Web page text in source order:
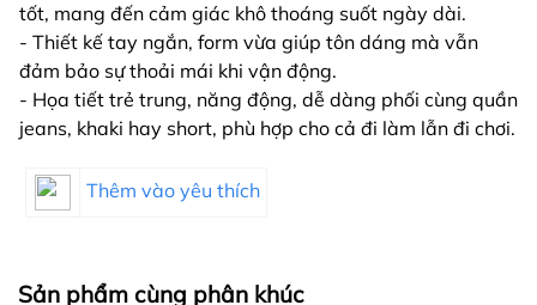
tốt, mang đến cảm giác khô thoáng suốt ngày dài.
- Thiết kế tay ngắn, form vừa giúp tôn dáng mà vẫn
đảm bảo sự thoải mái khi vận động.
- Họa tiết trẻ trung, năng động, dễ dàng phối cùng quần
jeans, khaki hay short, phù hợp cho cả đi làm lẫn đi chơi.
Thêm vào yêu thích
Sản phẩm cùng phân khúc